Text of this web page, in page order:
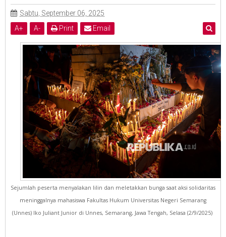
Sabtu, September 06, 2025
A+ A- Print Email
Sejumlah peserta menyalakan lilin dan meletakkan bunga saat aksi solidaritas
meninggalnya mahasiswa Fakultas Hukum Universitas Negeri Semarang
(Unnes) Iko Juliant Junior di Unnes, Semarang, Jawa Tengah, Selasa (2/9/2025)